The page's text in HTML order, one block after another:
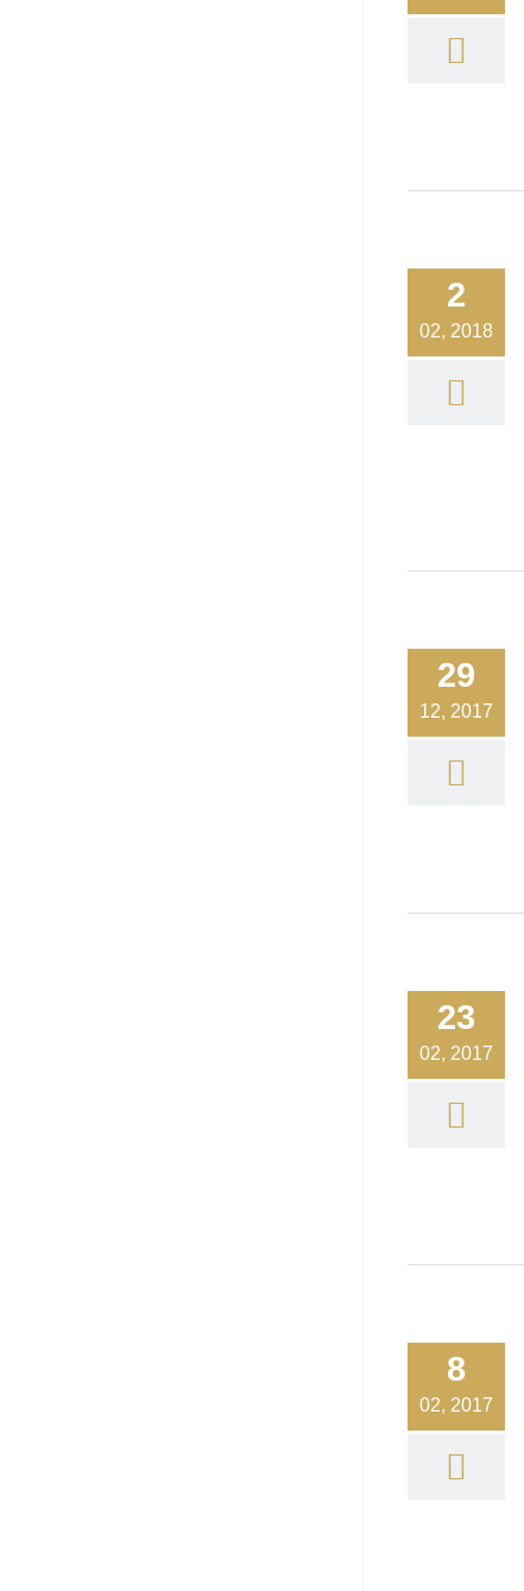
2
02, 2018
29
12, 2017
23
02, 2017
8
02, 2017